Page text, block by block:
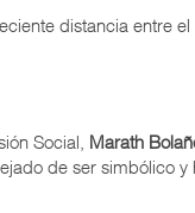
distancia entre
Social, Marath
de ser simbólico